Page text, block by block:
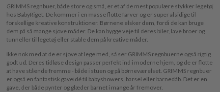
GRIMMS regnbuer, både store og små, er et af de mest populære stykker legetøj
hos BabyRiget. De kommer i en masse flotte farver og er super alsidige til
forskellige kreative konstruktioner. Børnene elsker dem, fordi de kan bruge
dem på så mange sjove måder. De kan bygge veje til deres biler, lave broer og
tunneller til legetøj eller stable dem på kreative måder.
Ikke nok med at de er sjove at lege med, så ser GRIMMS regnbuerne også rigtig
godt ud. Deres tidløse design passer perfekt ind i moderne hjem, og de er flotte
at have stående fremme - både i stuen og på børneværelset. GRIMMS regnbuer
er også en fantastisk gaveidé til babyshowers, barsel eller barnedåb. Det er en
gave, der både pynter og glæder barnet i mange år fremover.